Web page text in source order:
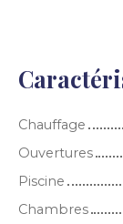
Chauffage
Ouvertures
Piscine
Chambres